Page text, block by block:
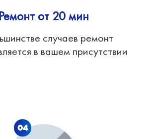
Ремонт от 20 мин
случаев ремонт
в вашем присутствии
04